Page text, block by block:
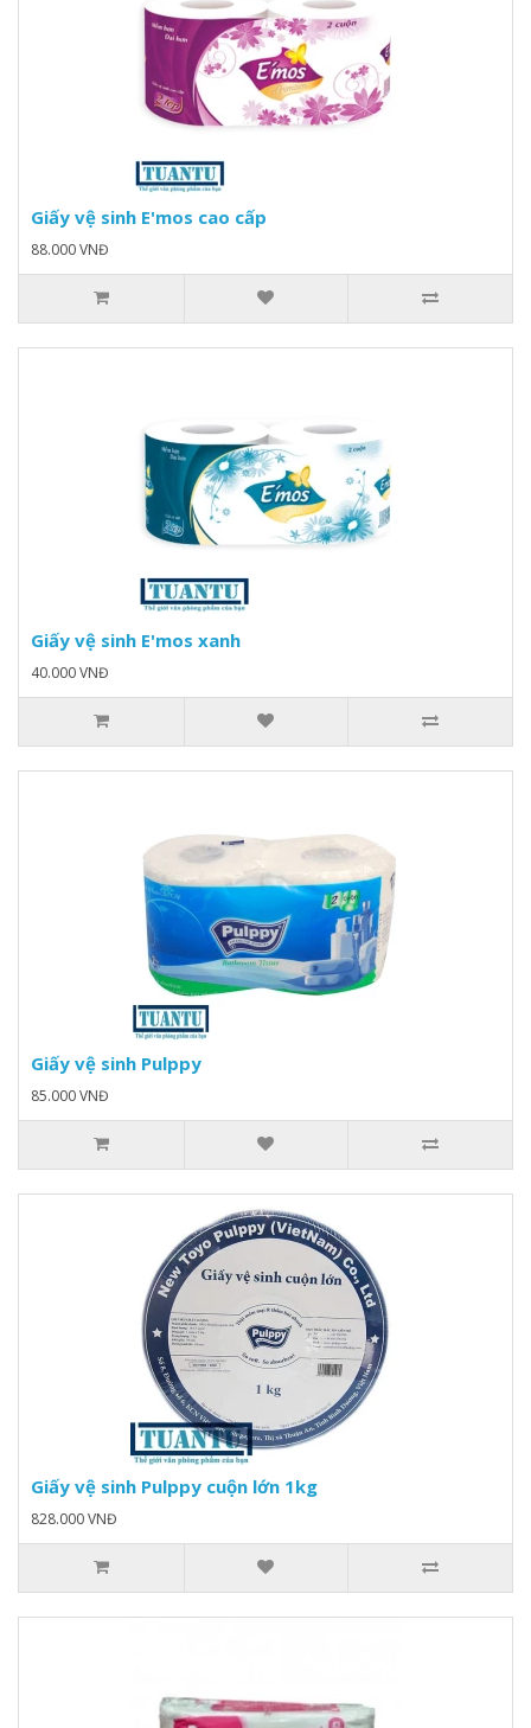
Giấy vệ sinh E'mos cao cấp
88.000 VNĐ
Giấy vệ sinh E'mos xanh
40.000 VNĐ
Giấy vệ sinh Pulppy
85.000 VNĐ
Giấy vệ sinh Pulppy cuộn lớn 1kg
828.000 VNĐ